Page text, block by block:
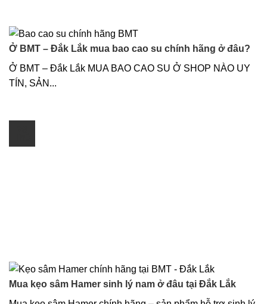
Ở BMT – Đắk Lắk mua bao cao su chính hãng ở đâu?
Ở BMT – Đắk Lắk MUA BAO CAO SU Ở SHOP NÀO UY
TÍN, SẢN...
Mua kẹo sâm Hamer sinh lý nam ở đâu tại Đắk Lắk